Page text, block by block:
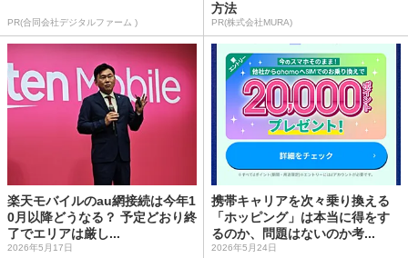
PR(合同会社デジタルファーム )
方法
PR(株式会社MURA)
楽天モバイルのau網接続は今年1
0月以降どうなる？ 予定どおり終
了でエリアは厳し...
2026年5月17日
携帯キャリアを次々乗り換える
「ホッピング」は本当に得をす
るのか、問題はないのか考...
2026年5月24日